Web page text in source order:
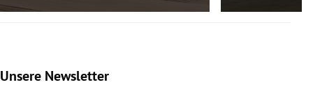
Unsere Newsletter
Slide 1 von 9